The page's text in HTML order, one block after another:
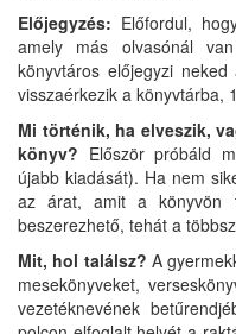
Előjegyzés: Előfordul,
amely más olvasónál
könyvtáros előjegyzi
visszaérkezik a könyvtárba,
Mi történik, ha elveszik,
könyv? Először próbáld
újabb kiadását). Ha nem
az árat, amit a könyvön
beszerezhető, tehát a
Mit, hol találsz? A
mesekönyveket,
vezetéknevének